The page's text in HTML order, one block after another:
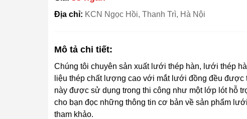
Địa chỉ: KCN Ngọc Hồi, Thanh Trì, Hà Nội
Mô tả chi tiết:
Chúng tôi chuyên sản xuất lưới thép hàn, lưới thép
liệu thép chất lượng cao với mắt lưới đồng đều
này được sử dụng trong thi công như một lớp lót hỗ
cho bạn đọc những thông tin cơ bản về sản phẩm
tham khảo.